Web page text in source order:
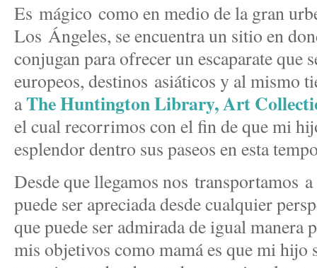
Es mágico como en medio de la gran
Los Ángeles, se encuentra un sitio en
conjugan para ofrecer un escaparate que
europeos, destinos asiáticos y al mismo
aThe Huntington Library, Art
el cual recorrimos con el fin de que mi
esplendor dentro sus paseos en esta
Desde que llegamos nos transportamos
puede ser apreciada desde cualquier
que puede ser admirada de igual manera
mis objetivos como mamá es que mi hijo